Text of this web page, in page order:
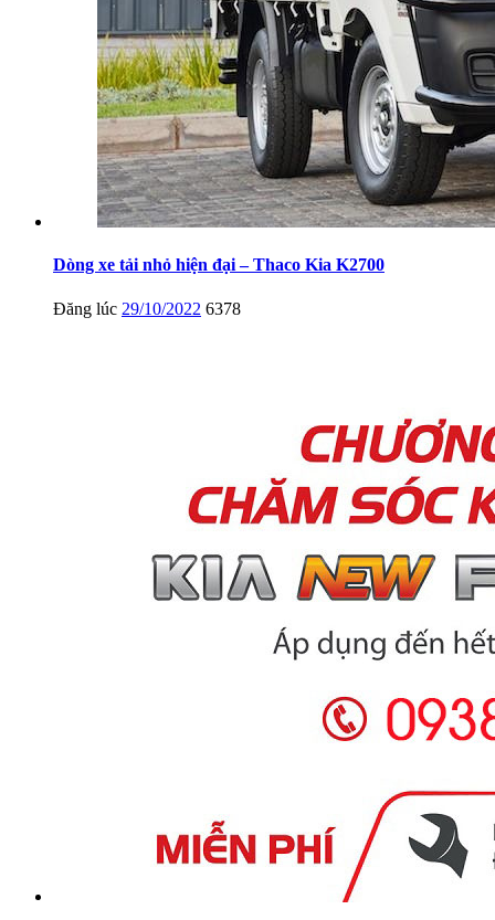
Dòng xe tải nhỏ hiện đại – Thaco Kia K2700
Đăng lúc 29/10/2022 6378